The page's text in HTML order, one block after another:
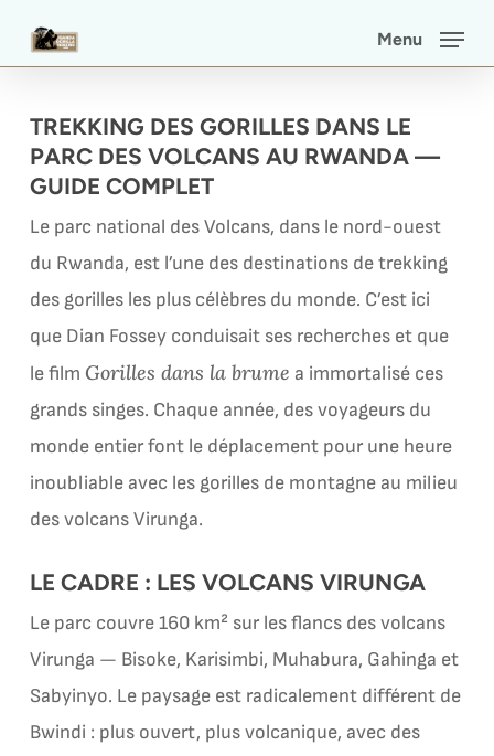
content
Menu
TREKKING DES GORILLES DANS LE
PARC DES VOLCANS AU RWANDA —
GUIDE COMPLET
Le parc national des Volcans, dans le nord-ouest
du Rwanda, est l’une des destinations de trekking
des gorilles les plus célèbres du monde. C’est ici
que Dian Fossey conduisait ses recherches et que
le film Gorilles dans la brume a immortalisé ces
grands singes. Chaque année, des voyageurs du
monde entier font le déplacement pour une heure
inoubliable avec les gorilles de montagne au milieu
des volcans Virunga.
LE CADRE : LES VOLCANS VIRUNGA
Le parc couvre 160 km² sur les flancs des volcans
Virunga — Bisoke, Karisimbi, Muhabura, Gahinga et
Sabyinyo. Le paysage est radicalement différent de
Bwindi : plus ouvert, plus volcanique, avec des